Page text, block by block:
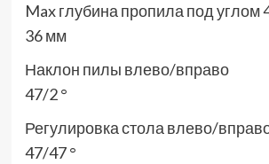
Max глубина пропила под углом
36 мм
Наклон пилы влево/вправо
47/2 °
Регулировка стола влево/
47/47 °